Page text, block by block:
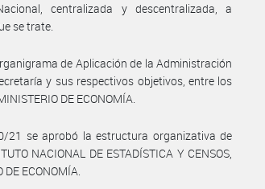
centralizada y descentralizada, a
se trate.
de Aplicación de la Administración
y sus respectivos objetivos, entre los
DE ECONOMÍA.
21 se aprobó la estructura organizativa de
NACIONAL DE ESTADÍSTICA Y CENSOS,
ECONOMÍA.